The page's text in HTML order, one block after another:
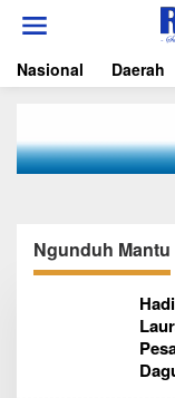
t
Nasional Daerah
Ngunduh Mantu